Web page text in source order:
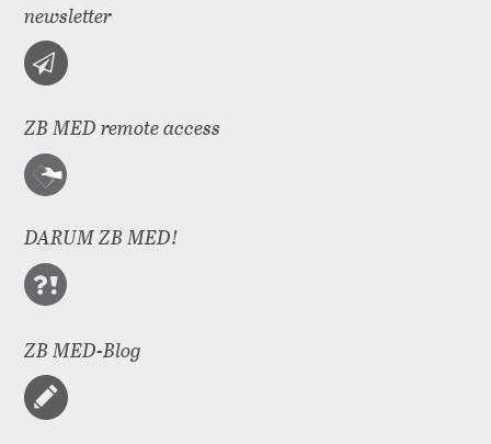
newsletter
ZB MED remote access
DARUM ZB MED!
ZB MED-Blog